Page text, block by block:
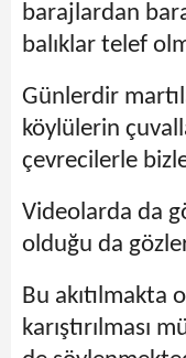
barajlardan
balıklar telef
Günlerdir
köylülerin
çevrecilerle
Videolarda da
olduğu da
Bu akıtılmakta
karıştırılması